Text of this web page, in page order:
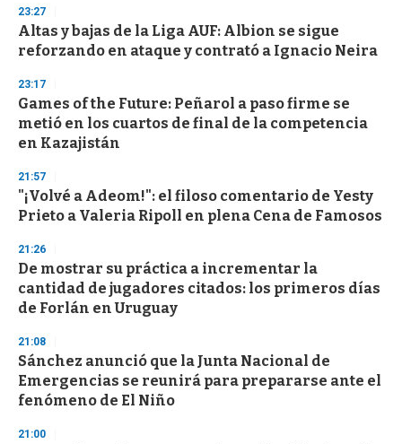
d
s
23:27
Altas y bajas de la Liga AUF: Albion se sigue
reforzando en ataque y contrató a Ignacio Neira
23:17
Games of the Future: Peñarol a paso firme se
metió en los cuartos de final de la competencia
en Kazajistán
21:57
"¡Volvé a Adeom!": el filoso comentario de Yesty
Prieto a Valeria Ripoll en plena Cena de Famosos
21:26
De mostrar su práctica a incrementar la
cantidad de jugadores citados: los primeros días
de Forlán en Uruguay
21:08
Sánchez anunció que la Junta Nacional de
Emergencias se reunirá para prepararse ante el
fenómeno de El Niño
21:00